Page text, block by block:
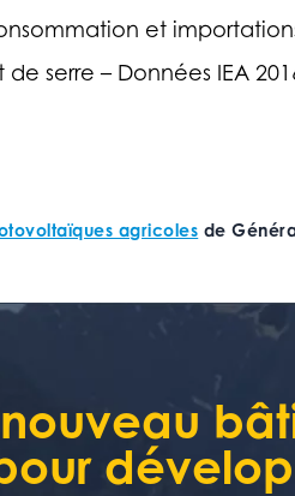
et
serre – Données IEA
agricoles de